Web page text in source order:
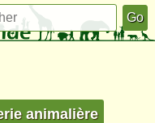
animalière